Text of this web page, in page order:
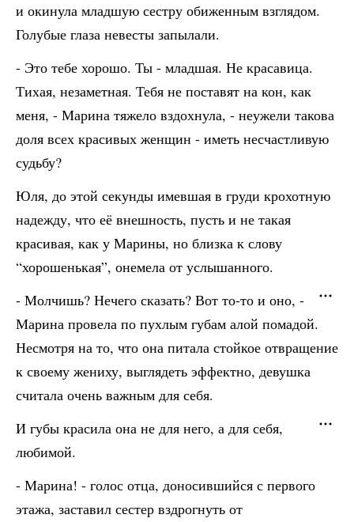
и окинула младшую сестру обиженным взглядом.
Голубые глаза невесты запылали.
- Это тебе хорошо. Ты - младшая. Не красавица.
Тихая, незаметная. Тебя не поставят на кон, как
меня, - Марина тяжело вздохнула, - неужели такова
доля всех красивых женщин - иметь несчастливую
судьбу?
Юля, до этой секунды имевшая в груди крохотную
надежду, что её внешность, пусть и не такая
красивая, как у Марины, но близка к слову
“хорошенькая”, онемела от услышанного.
- Молчишь? Нечего сказать? Вот то-то и оно, -
Марина провела по пухлым губам алой помадой.
Несмотря на то, что она питала стойкое отвращение
к своему жениху, выглядеть эффектно, девушка
считала очень важным для себя.
И губы красила она не для него, а для себя,
любимой.
- Марина! - голос отца, доносившийся с первого
этажа, заставил сестер вздрогнуть от